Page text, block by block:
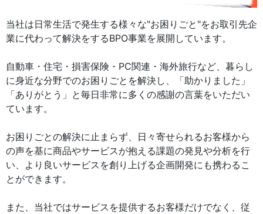
当社は日常生活で発生する様々な"お困りごと"をお取引先企
業に代わって解決をするBPO事業を展開しています。
自動車・住宅・損害保険・PC関連・海外旅行など、暮らし
に身近な分野でのお困りごとを解決し、「助かりました」
「ありがとう」と毎日非常に多くの感謝の言葉をいただい
ています。
お困りごとの解決に止まらず、日々寄せられるお客様から
の声を基に商品やサービスが抱える課題の発見や分析を行
い、より良いサービスを創り上げる企画開発にも携わるこ
とができます。
また、当社ではサービスを提供するお客様だけでなく、従